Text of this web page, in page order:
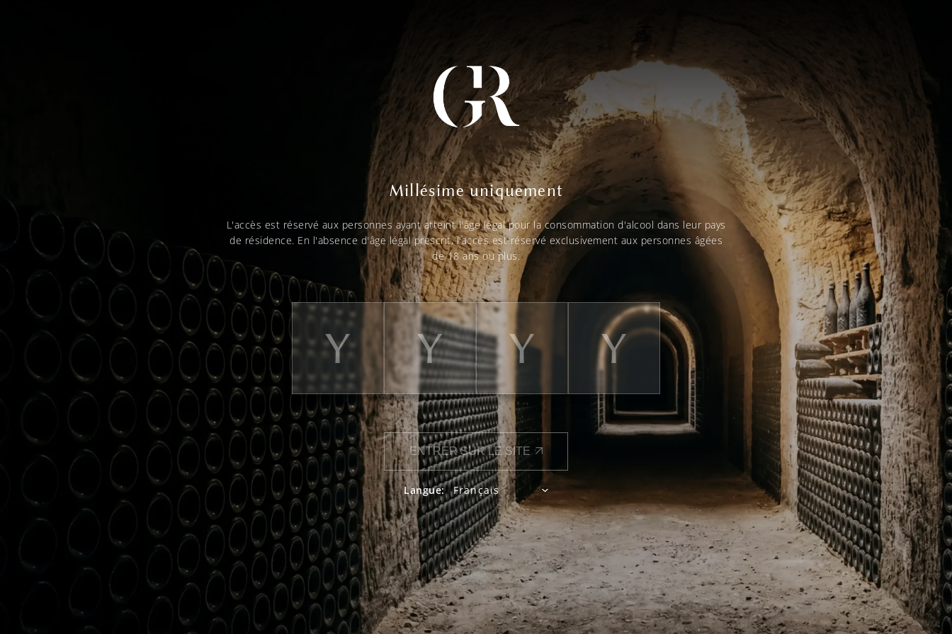
Millésime uniquement
L'accès est réservé aux personnes ayant atteint l'âge légal pour la consommation d'alcool dans leur pays
de résidence. En l'absence d'âge légal prescrit, l'accès est réservé exclusivement aux personnes âgées
de 18 ans ou plus.
ENTRER SUR LE SITE
Langue: